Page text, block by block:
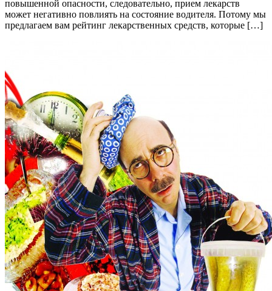
повышенной опасности, следовательно, прием лекарств
может негативно повлиять на состояние водителя. Потому мы
предлагаем вам рейтинг лекарственных средств, которые […]